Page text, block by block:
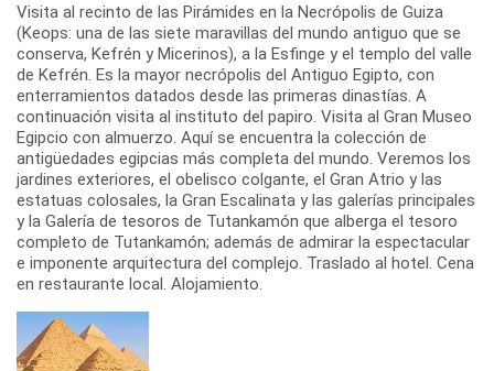
Visita al recinto de las Pirámides en la Necrópolis de Guiza
(Keops: una de las siete maravillas del mundo antiguo que se
conserva, Kefrén y Micerinos), a la Esfinge y el templo del valle
de Kefrén. Es la mayor necrópolis del Antiguo Egipto, con
enterramientos datados desde las primeras dinastías. A
continuación visita al instituto del papiro. Visita al Gran Museo
Egipcio con almuerzo. Aquí se encuentra la colección de
antigüedades egipcias más completa del mundo. Veremos los
jardines exteriores, el obelisco colgante, el Gran Atrio y las
estatuas colosales, la Gran Escalinata y las galerías principales
y la Galería de tesoros de Tutankamón que alberga el tesoro
completo de Tutankamón; además de admirar la espectacular
e imponente arquitectura del complejo. Traslado al hotel. Cena
en restaurante local. Alojamiento.